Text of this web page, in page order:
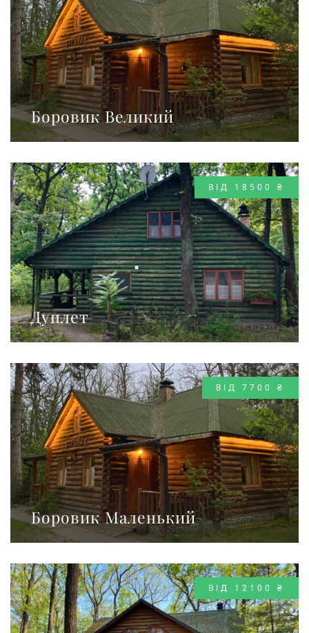
Боровик Великий
ВІД 18500 ₴
Дуплет
ВІД 7700 ₴
Боровик Маленький
ВІД 12100 ₴